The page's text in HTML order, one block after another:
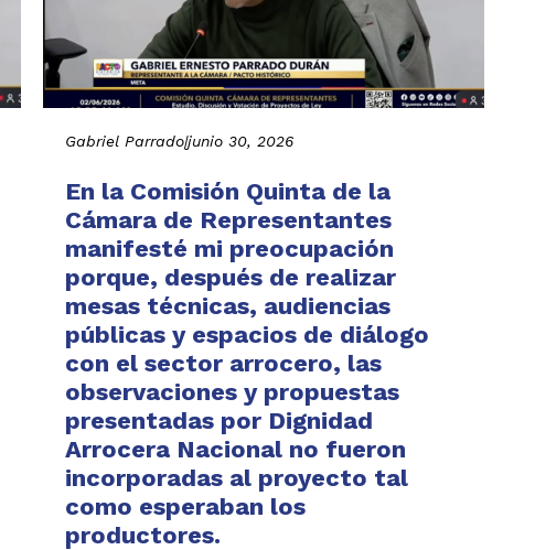
Gabriel Parrado|junio 30, 2026
En la Comisión Quinta de la
Cámara de Representantes
manifesté mi preocupación
porque, después de realizar
mesas técnicas, audiencias
públicas y espacios de diálogo
con el sector arrocero, las
observaciones y propuestas
presentadas por Dignidad
Arrocera Nacional no fueron
incorporadas al proyecto tal
como esperaban los
productores.